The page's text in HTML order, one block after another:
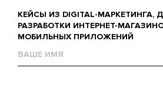
КЕЙСЫ ИЗ DIGITAL-МАРКЕТИНГА,
РАЗРАБОТКИ ИНТЕРНЕТ-
МОБИЛЬНЫХ ПРИЛОЖЕНИЙ